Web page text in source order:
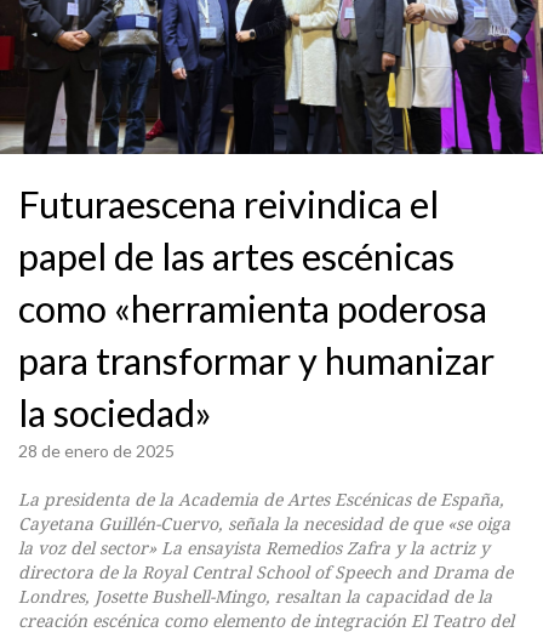
Futuraescena reivindica el
papel de las artes escénicas
como «herramienta poderosa
para transformar y humanizar
la sociedad»
28 de enero de 2025
La presidenta de la Academia de Artes Escénicas de España,
Cayetana Guillén-Cuervo, señala la necesidad de que «se oiga
la voz del sector» La ensayista Remedios Zafra y la actriz y
directora de la Royal Central School of Speech and Drama de
Londres, Josette Bushell-Mingo, resaltan la capacidad de la
creación escénica como elemento de integración El Teatro del